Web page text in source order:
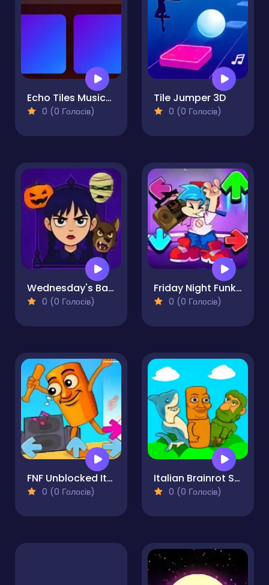
Echo Tiles Musical Puzzle Board Game
0 (0 Голосів)
Tile Jumper 3D
0 (0 Голосів)
Wednesday's Battle - Monster Symphony
0 (0 Голосів)
Friday Night Funkin Unblocked
0 (0 Голосів)
FNF Unblocked Italian Brainrot
0 (0 Голосів)
Italian Brainrot Sprunki
0 (0 Голосів)